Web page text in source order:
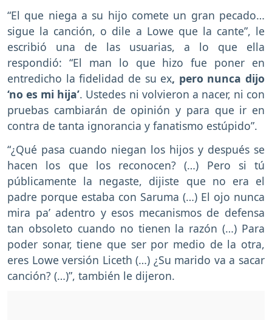
“El que niega a su hijo comete un gran pecado…
sigue la canción, o dile a Lowe que la cante”, le
escribió una de las usuarias, a lo que ella
respondió: “El man lo que hizo fue poner en
entredicho la fidelidad de su ex, pero nunca dijo
‘no es mi hija’. Ustedes ni volvieron a nacer, ni con
pruebas cambiarán de opinión y para que ir en
contra de tanta ignorancia y fanatismo estúpido”.
“¿Qué pasa cuando niegan los hijos y después se
hacen los que los reconocen? (…) Pero si tú
públicamente la negaste, dijiste que no era el
padre porque estaba con Saruma (…) El ojo nunca
mira pa’ adentro y esos mecanismos de defensa
tan obsoleto cuando no tienen la razón (…) Para
poder sonar, tiene que ser por medio de la otra,
eres Lowe versión Liceth (…) ¿Su marido va a sacar
canción? (…)”, también le dijeron.